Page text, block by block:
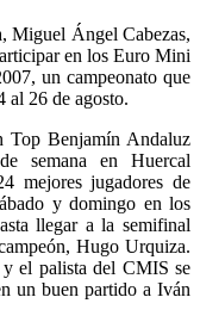
Miguel Ángel Cabezas,
en los Euro Mini
un campeonato que
al 26 de agosto.
Top Benjamín Andaluz
semana en Huercal
mejores jugadores de
y domingo en los
llegar a la semifinal
Hugo Urquiza.
el palista del CMIS se
un buen partido a Iván